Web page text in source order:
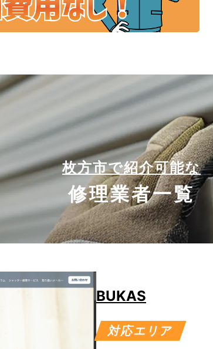
枚方市で紹介可能な
修理業者一覧
BUKAS
対応エリア